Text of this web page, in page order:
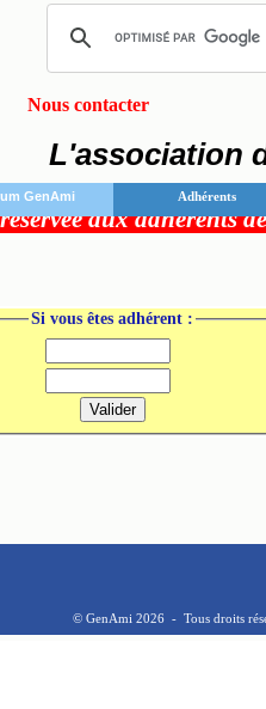
Nous contacter
L'association
GenAmi Adhérents
aux adhérents
Si vous êtes adhérent :
2026 - Tous droits réservés